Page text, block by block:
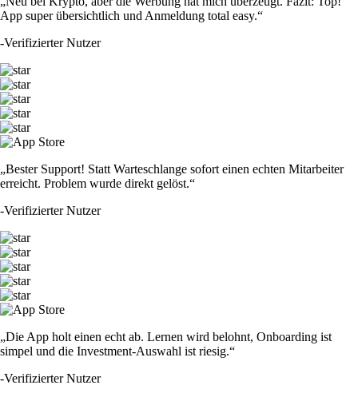
App super übersichtlich und Anmeldung total easy.“
-Verifizierter Nutzer
„Bester Support! Statt Warteschlange sofort einen echten Mitarbeiter
erreicht. Problem wurde direkt gelöst.“
-Verifizierter Nutzer
„Die App holt einen echt ab. Lernen wird belohnt, Onboarding ist
simpel und die Investment-Auswahl ist riesig.“
-Verifizierter Nutzer